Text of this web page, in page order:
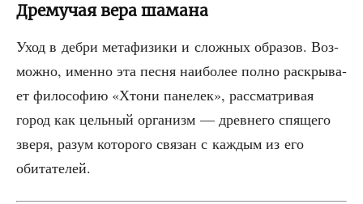
Дремучая вера шамана
Уход в дебри мета­фи­зи­ки и слож­ных обра­зов. Воз­
мож­но, имен­но эта пес­ня наи­бо­лее пол­но рас­кры­ва­
ет фило­со­фию «Хто­ни пане­лек», рас­смат­ри­вая
город как цель­ный орга­низм — древ­не­го спя­ще­го
зве­ря, разум кото­ро­го свя­зан с каж­дым из его
обитателей.